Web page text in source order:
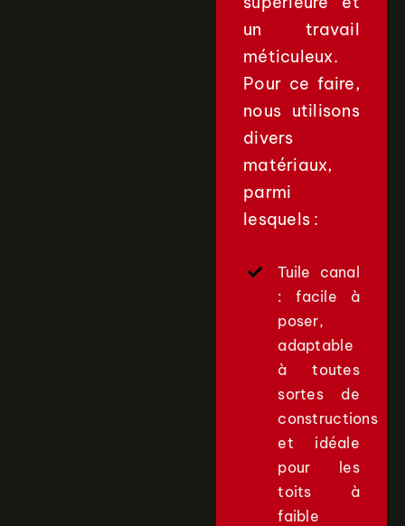
un travail
méticuleux.
Pour ce faire,
nous utilisons
divers
matériaux,
parmi
lesquels :
Tuile canal
: facile à
poser,
adaptable
à toutes
sortes de
constructions
et idéale
pour les
toits à
faible